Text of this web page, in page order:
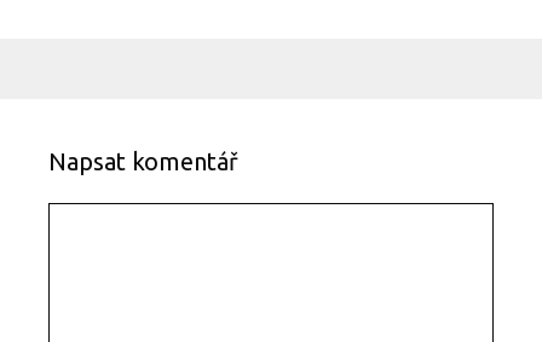
ř
í
Napsat komentář